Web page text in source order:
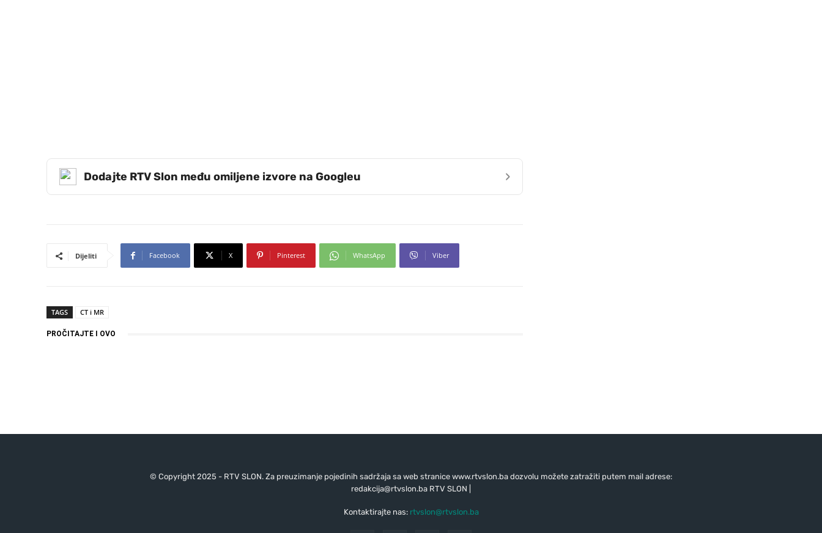
Dodajte RTV Slon među omiljene izvore na Googleu ›
Dijeliti Facebook X Pinterest WhatsApp Viber
TAGS CT i MR
PROČITAJTE I OVO
© Copyright 2025 - RTV SLON. Za preuzimanje pojedinih sadržaja sa web stranice www.rtvslon.ba dozvolu možete zatražiti putem mail adrese:
redakcija@rtvslon.baRTV SLON |
Kontaktirajte nas: rtvslon@rtvslon.ba